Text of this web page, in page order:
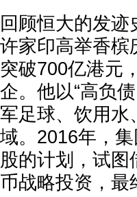
回顾恒大的发
许家印高举香槟
突破700亿港元
企。他以“高负
军足球、饮用水
域。2016年，
股的计划，试图
币战略投资，最